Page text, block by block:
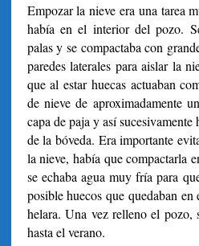
Empozar la nieve era una tarea
había en el interior del pozo.
palas y se compactaba con
paredes laterales para aislar la
que al estar huecas actuaban
de nieve de aproximadamente
capa de paja y así
de la bóveda. Era importante
la nieve, había que compactarla
se echaba agua muy fría para
posible huecos que quedaban
helara. Una vez relleno el pozo,
hasta el verano.